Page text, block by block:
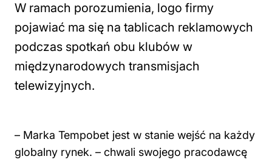
W ramach porozumienia, logo firmy
pojawiać ma się na tablicach reklamowych
podczas spotkań obu klubów w
międzynarodowych transmisjach
telewizyjnych.
– Marka Tempobet jest w stanie wejść na każdy
globalny rynek. – chwali swojego pracodawcę